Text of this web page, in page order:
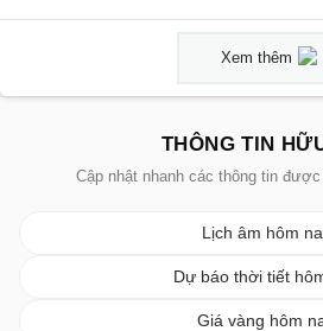
Xem thêm
THÔNG TIN
Cập nhật nhanh các thông tin
Lịch âm hôm
Dự báo thời tiết
Giá vàng hôm